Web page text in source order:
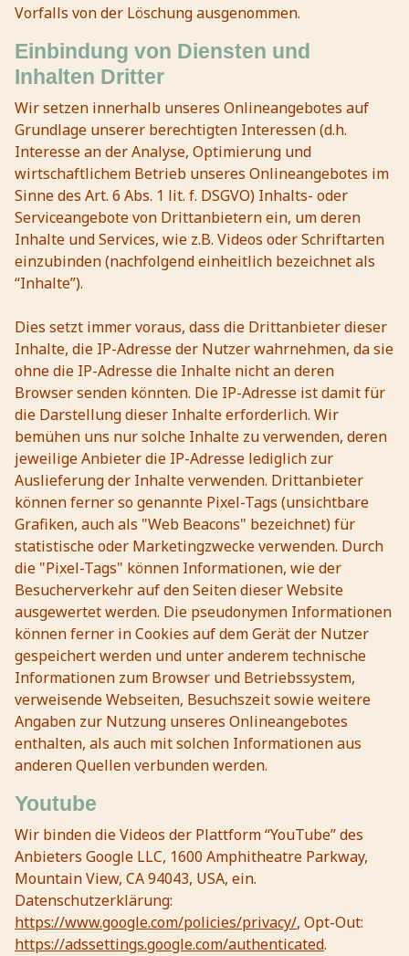
Vorfalls von der Löschung ausgenommen.
Einbindung von Diensten und
Inhalten Dritter
Wir setzen innerhalb unseres Onlineangebotes auf
Grundlage unserer berechtigten Interessen (d.h.
Interesse an der Analyse, Optimierung und
wirtschaftlichem Betrieb unseres Onlineangebotes im
Sinne des Art. 6 Abs. 1 lit. f. DSGVO) Inhalts- oder
Serviceangebote von Drittanbietern ein, um deren
Inhalte und Services, wie z.B. Videos oder Schriftarten
einzubinden (nachfolgend einheitlich bezeichnet als
“Inhalte”).
Dies setzt immer voraus, dass die Drittanbieter dieser
Inhalte, die IP-Adresse der Nutzer wahrnehmen, da sie
ohne die IP-Adresse die Inhalte nicht an deren
Browser senden könnten. Die IP-Adresse ist damit für
die Darstellung dieser Inhalte erforderlich. Wir
bemühen uns nur solche Inhalte zu verwenden, deren
jeweilige Anbieter die IP-Adresse lediglich zur
Auslieferung der Inhalte verwenden. Drittanbieter
können ferner so genannte Pixel-Tags (unsichtbare
Grafiken, auch als "Web Beacons" bezeichnet) für
statistische oder Marketingzwecke verwenden. Durch
die "Pixel-Tags" können Informationen, wie der
Besucherverkehr auf den Seiten dieser Website
ausgewertet werden. Die pseudonymen Informationen
können ferner in Cookies auf dem Gerät der Nutzer
gespeichert werden und unter anderem technische
Informationen zum Browser und Betriebssystem,
verweisende Webseiten, Besuchszeit sowie weitere
Angaben zur Nutzung unseres Onlineangebotes
enthalten, als auch mit solchen Informationen aus
anderen Quellen verbunden werden.
Youtube
Wir binden die Videos der Plattform “YouTube” des
Anbieters Google LLC, 1600 Amphitheatre Parkway,
Mountain View, CA 94043, USA, ein.
Datenschutzerklärung:
https://www.google.com/policies/privacy/, Opt-Out:
https://adssettings.google.com/authenticated.